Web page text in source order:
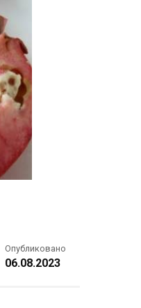
Опубликовано
06.08.2023